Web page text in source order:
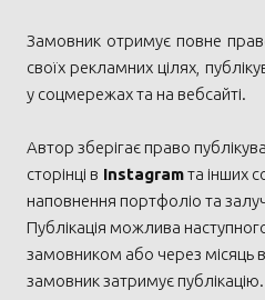
Замовник отримує повне
своїх рекламних цілях,
у соцмережах та на вебсайті.
Автор зберігає право
сторінці в Instagramта інших
наповнення портфоліо та
Публікація можлива
замовником або через місяць
замовник затримує публікацію.